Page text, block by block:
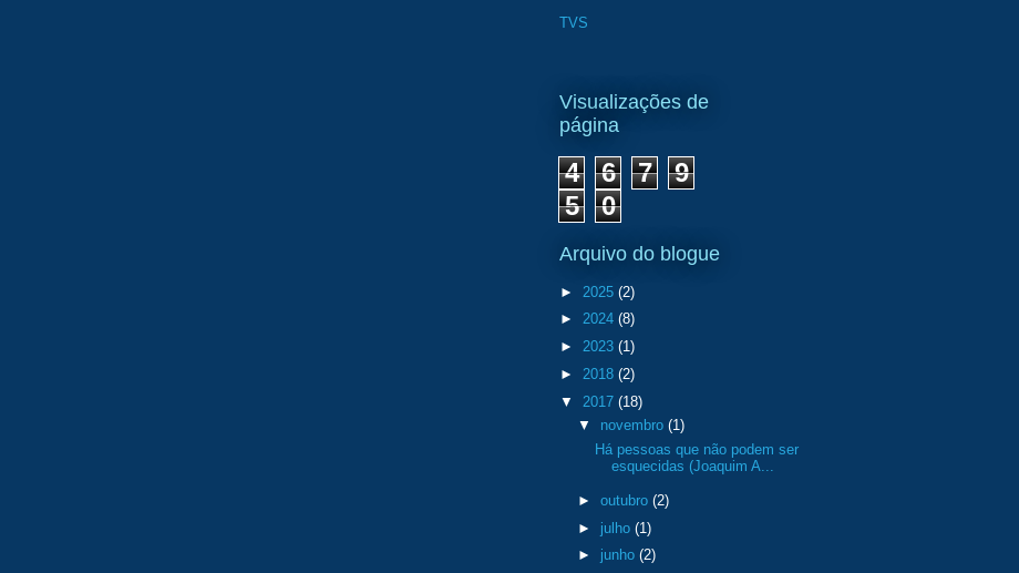
TVS
Visualizações de
página
4 6 7
9
5
0
Arquivo do blogue
► 2025 (2)
► 2024 (8)
► 2023 (1)
► 2018 (2)
▼ 2017 (18)
▼ novembro (1)
Há pessoas que não podem ser
esquecidas (Joaquim A...
► outubro (2)
► julho (1)
► junho (2)